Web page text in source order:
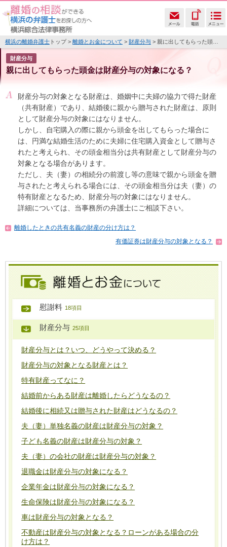
横浜の離婚弁護士 トップ > 離婚とお金について > 財産分与 > 親に出してもらった頭金は財産分与の対象になる？
財産分与
親に出してもらった頭金は財産分与の対象になる？
財産分与の対象となる財産は、婚姻中に夫婦の協力で得た財産
（共有財産）であり、結婚後に親から贈与された財産は、原則
として財産分与の対象にはなりません。
しかし、自宅購入の際に親から頭金を出してもらった場合に
は、円満な結婚生活のために夫婦に住宅購入資金として贈与さ
れたと考えられ、その頭金相当分は共有財産として財産分与の
対象となる場合があります。
ただし、夫（妻）の相続分の前渡し等の意味で親から頭金を贈
与されたと考えられる場合には、その頭金相当分は夫（妻）の
特有財産となるため、財産分与の対象にはなりません。
詳細については、当事務所の弁護士にご相談下さい。
離婚したときの共有名義の財産の分け方は？
有価証券は財産分与の対象となる？
慰謝料 18項目
財産分与 25項目
財産分与とは？いつ、どうやって決める？
財産分与の対象となる財産とは？
特有財産ってなに？
結婚前からある財産は離婚したらどうなるの？
結婚後に相続又は贈与された財産はどうなるの？
夫（妻）単独名義の財産は財産分与の対象？
子ども名義の財産は財産分与の対象？
夫（妻）の会社の財産は財産分与の対象？
退職金は財産分与の対象になる？
企業年金は財産分与の対象になる？
生命保険は財産分与の対象になる？
車は財産分与の対象となる？
不動産は財産分与の対象となる？ローンがある場合の分
け方は？